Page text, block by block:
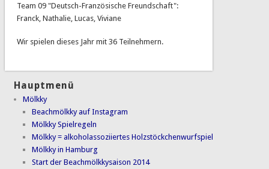
Team 09 "Deutsch-Französische Freundschaft":
Franck, Nathalie, Lucas, Viviane
Wir spielen dieses Jahr mit 36 Teilnehmern.
Hauptmenü
Mölkky
Beachmölkky auf Instagram
Mölkky Spielregeln
Mölkky = alkoholassoziiertes Holzstöckchenwurfspiel
Mölkky in Hamburg
Start der Beachmölkkysaison 2014